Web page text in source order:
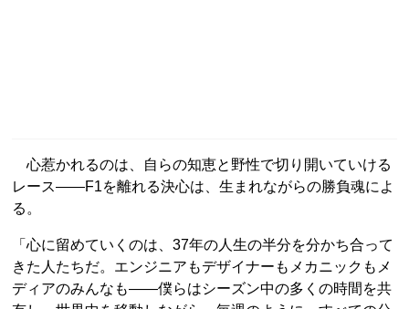
心惹かれるのは、自らの知恵と野性で切り開いていける
レース――F1を離れる決心は、生まれながらの勝負魂によ
る。
「心に留めていくのは、37年の人生の半分を分かち合って
きた人たちだ。エンジニアもデザイナーもメカニックもメ
ディアのみんなも――僕らはシーズン中の多くの時間を共